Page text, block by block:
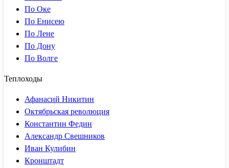
По Оке
По Енисею
По Лене
По Дону
По Волге
Теплоходы
Афанасий Никитин
Октябрьская революция
Константин Федин
Александр Свешников
Иван Кулибин
Кронштадт